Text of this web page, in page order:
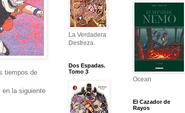
tiempos de
en la siguiente
La Verdadera
Destreza.
Dos Espadas.
Tomo 3
Ocean
El Cazador de
Rayos